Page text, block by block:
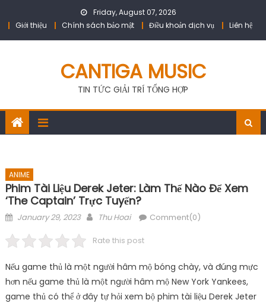
Friday, August 07, 2026
Giới thiệu
Chính sách bảo mật Điều khoản dịch vụ Liên hệ
CANTIGA MUSIC
TIN TỨC GIẢI TRÍ TỔNG HỢP
ANIME
Phim Tài Liệu Derek Jeter: Làm Thế Nào Để Xem
‘The Captain’ Trực Tuyến?
Posted
January 29, 2023 Author
Thu Hoai Comment(0)
Rate this post
Nếu game thủ là một người hâm mộ bóng chày, và đúng mực
hơn nếu game thủ là một người hâm mộ New York Yankees,
game thủ có thể ở đây tự hỏi xem bộ phim tài liệu Derek Jeter